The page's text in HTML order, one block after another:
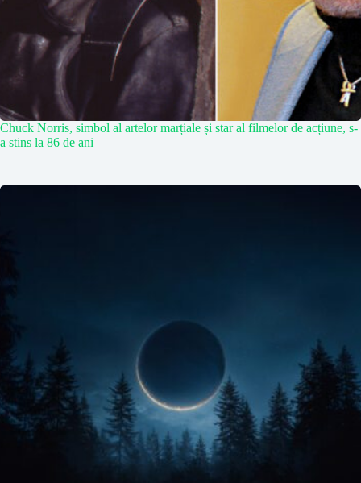
Chuck Norris, simbol al artelor marțiale și star al filmelor de acțiune, s-
a stins la 86 de ani